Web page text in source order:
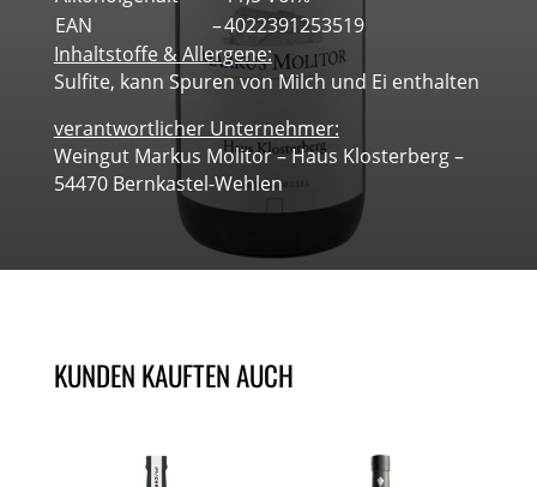
EAN
–4022391253519
Inhaltstoffe & Allergene:
Sulfite, kann Spuren von Milch und Ei enthalten
verantwortlicher Unternehmer:
Weingut Markus Molitor – Haus Klosterberg –
54470 Bernkastel-Wehlen
KUNDEN KAUFTEN AUCH